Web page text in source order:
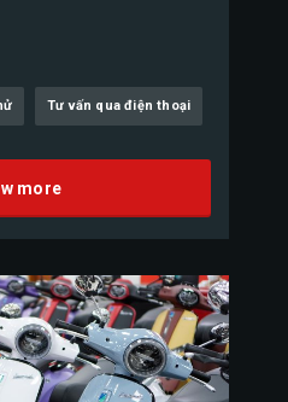
Tư vấn qua điện thoại
more